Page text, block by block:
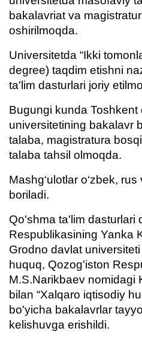
bakalavriat va
oshirilmoqda.
Universitetda “Ikki
degree) taqdim etishni
ta'lim dasturlari joriy
Bugungi kunda Toshkent
universitetining bakalavr
talaba, magistratura
talaba tahsil olmoqda.
Mashg‘ulotlar o‘zbek,
boriladi.
Qo'shma ta'lim dasturlari
Respublikasining Yanka
Grodno davlat
huquq, Qozog'iston
M.S.Narikbaev nomidagi
bilan “Xalqaro iqtisodiy
bo'yicha bakalavrlar
kelishuvga erishildi.